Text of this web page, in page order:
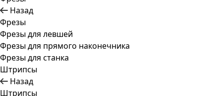
Назад
Фрезы
Фрезы для левшей
Фрезы для прямого наконечника
Фрезы для станка
Штрипсы
Назад
Штрипсы